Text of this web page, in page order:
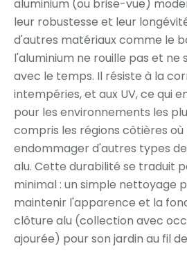
aluminium (ou brise-vue)
leur robustesse et leur
d'autres matériaux comme le
l'aluminium ne rouille pas et ne
avec le temps. Il résiste à la
intempéries, et aux UV, ce qui
pour les environnements les
compris les régions côtières où
endommager d'autres types
alu. Cette durabilité se traduit
minimal : un simple nettoyage
maintenir l'apparence et la
clôture alu (collection avec
ajourée) pour son jardin au fil